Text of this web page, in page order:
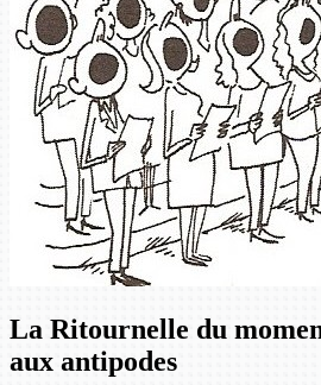
La Ritournelle du
aux antipodes